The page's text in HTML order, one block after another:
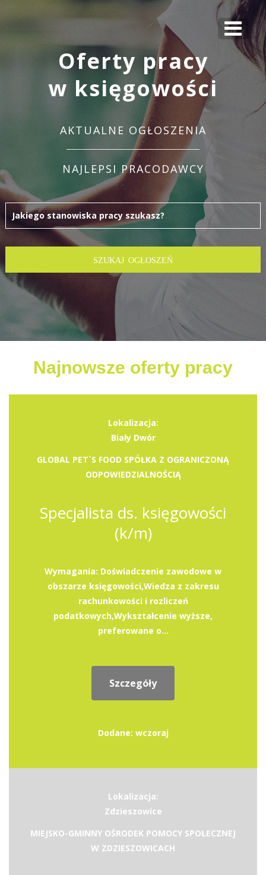
Oferty pracy
w księgowości
AKTUALNE OGŁOSZENIA
NAJLEPSI PRACODAWCY
Najnowsze oferty pracy
Lokalizacja:
Biały Dwór
GLOBAL PET`S FOOD SPÓŁKA Z OGRANICZONĄ
ODPOWIEDZIALNOŚCIĄ
Specjalista ds. księgowości
(k/m)
Wymagania: Doświadczenie zawodowe w
obszarze księgowości,Wiedza z zakresu
rachunkowości i rozliczeń
podatkowych,Wykształcenie wyższe,
preferowane o...
Szczegóły
Dodane: wczoraj
Lokalizacja:
Zdzieszowice
MIEJSKO-GMINNY OŚRODEK POMOCY SPOŁECZNEJ
W ZDZIESZOWICACH